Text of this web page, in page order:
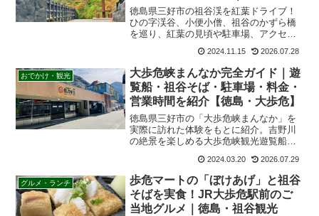
クセスも紹介
徳島県三好市の祖谷渓を紅葉ドライブ！
ひの字渓谷、小便小僧、祖谷のかずら橋
を巡り、紅葉の見頃や駐車場、アクセ
験をもとに紹介。高齢者や長時間歩くの
が苦手な方にもおすすめの祖谷観光モデ
ルコースです。
2024.11.15 2026.07.28
おでかけ・観光
大歩危峡まんなか完全ガイド｜遊
覧船・祖谷そば・駐車場・料金・
営業時間を紹介【徳島・大歩危】
徳島県三好市の「大歩危峡まんなか」を
実際に訪れた体験をもとに紹介。吉野川
の絶景を楽しめる大歩危峡観光遊覧船
土産店、駐車場、アクセス、営業時間、
料金などを詳しく紹介します。大歩危・
祖谷観光の立ち寄りスポットを探してい
る方におすすめです。
2024.03.20 2026.07.29
グルメ・ランチ
歩危マートの「ぼけあげ」と祖谷
そばを実食！JR大歩危駅前のご
当地グルメ｜徳島・祖谷観光